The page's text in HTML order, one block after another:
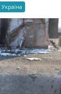
Україна